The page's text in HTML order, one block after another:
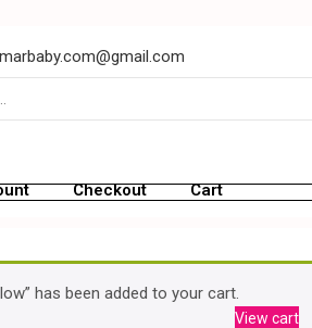
Checkout Cart
has been added to your cart.
View cart